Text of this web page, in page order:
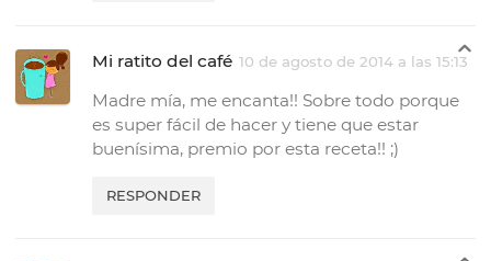
Mi ratito del café 10 de agosto de 2014 a las 15:13
Madre mía, me encanta!! Sobre todo porque
es super fácil de hacer y tiene que estar
buenísima, premio por esta receta!! ;)
RESPONDER